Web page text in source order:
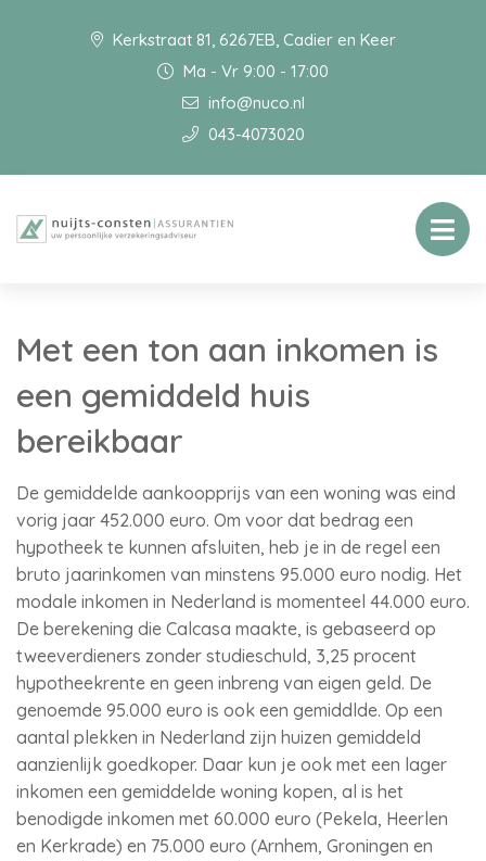
Kerkstraat 81, 6267EB, Cadier en Keer
Ma - Vr 9:00 - 17:00
info@nuco.nl
043-4073020
Met een ton aan inkomen is
een gemiddeld huis
bereikbaar
De gemiddelde aankoopprijs van een woning was eind
vorig jaar 452.000 euro. Om voor dat bedrag een
hypotheek te kunnen afsluiten, heb je in de regel een
bruto jaarinkomen van minstens 95.000 euro nodig. Het
modale inkomen in Nederland is momenteel 44.000 euro.
De berekening die Calcasa maakte, is gebaseerd op
tweeverdieners zonder studieschuld, 3,25 procent
hypotheekrente en geen inbreng van eigen geld. De
genoemde 95.000 euro is ook een gemiddlde. Op een
aantal plekken in Nederland zijn huizen gemiddeld
aanzienlijk goedkoper. Daar kun je ook met een lager
inkomen een gemiddelde woning kopen, al is het
benodigde inkomen met 60.000 euro (Pekela, Heerlen
en Kerkrade) en 75.000 euro (Arnhem, Groningen en